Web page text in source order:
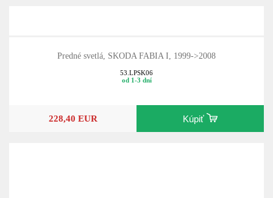
Predné svetlá, SKODA FABIA I, 1999->2008
53.LPSK06
od 1-3 dní
228,40 EUR Kúpiť